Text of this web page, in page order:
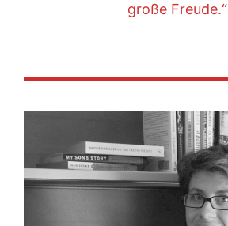
große Freude.“